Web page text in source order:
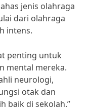
jenis olahraga
dari olahraga
intens.
penting untuk
mental mereka.
neurologi,
otak dan
baik di sekolah.”